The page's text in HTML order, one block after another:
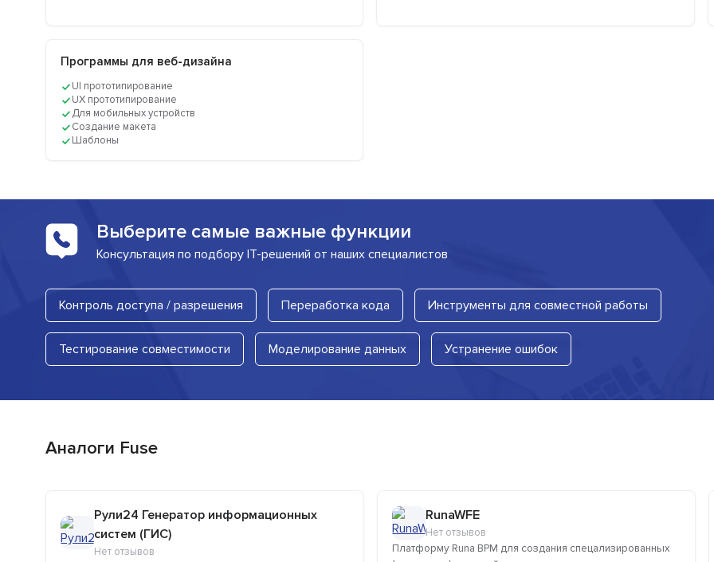
Программы для веб-дизайна
UI прототипирование
UX прототипирование
Для мобильных устройств
Создание макета
Шаблоны
Выберите самые важные функции
Консультация по подбору IT-решений от наших специалистов
Контроль доступа / разрешения Переработка кода Инструменты для совместной работы
Тестирование совместимости Моделирование данных Устранение ошибок
Аналоги Fuse
Рули24 Генератор информационных
систем (ГИС)
Нет отзывов
RunaWFE
Нет отзывов
Платформу Runa BPM для создания спецализированных